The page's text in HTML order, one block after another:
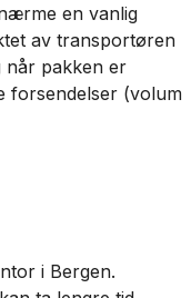
en vanlig
av transportøren
når pakken er
forsendelser (volum
i Bergen.